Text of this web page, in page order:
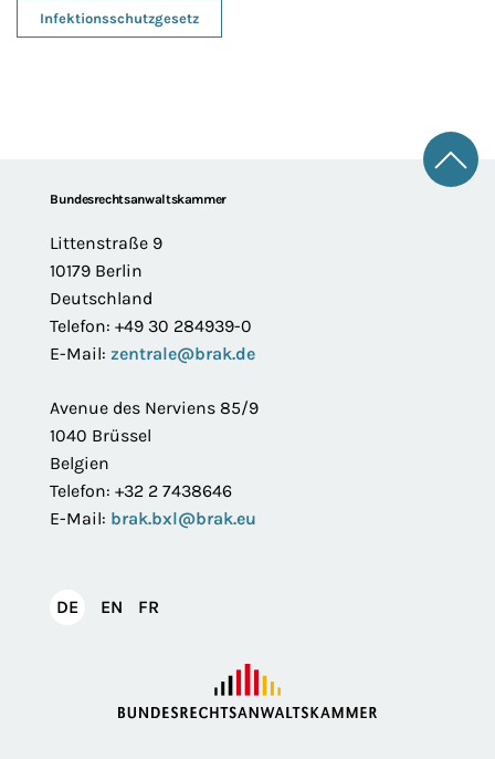
Infektionsschutzgesetz
FooterBundesrechtsanwaltskammer
Littenstraße 9
10179 Berlin
Deutschland
Telefon: +49 30 284939-0
E-Mail: zentrale@brak.de
Avenue des Nerviens 85/9
1040 Brüssel
Belgien
Telefon: +32 2 7438646
E-Mail: brak.bxl@brak.eu
DEDeutsch
EN English
FR